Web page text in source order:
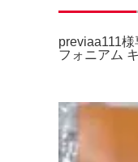
previaa111
フォニアム